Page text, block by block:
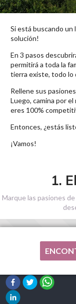
Si está buscando un
solución!
En 3 pasos
permitirá a toda la
tierra existe, todo lo
Rellene sus
Luego, camina por
eres 100%
Entonces, ¿estás
¡Vamos!
1.
Marque las pasiones
Una de mis